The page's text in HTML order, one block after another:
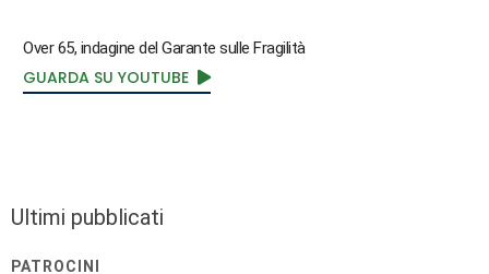
Over 65, indagine del Garante sulle Fragilità
GUARDA SU YOUTUBE
Ultimi pubblicati
PATROCINI